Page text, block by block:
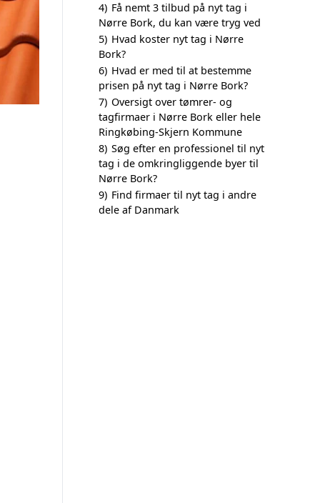
4) Få nemt 3 tilbud på nyt tag i
Nørre Bork, du kan være tryg ved
5) Hvad koster nyt tag i Nørre
Bork?
6) Hvad er med til at bestemme
prisen på nyt tag i Nørre Bork?
7) Oversigt over tømrer- og
tagfirmaer i Nørre Bork eller hele
Ringkøbing-Skjern Kommune
8) Søg efter en professionel til nyt
tag i de omkringliggende byer til
Nørre Bork?
9) Find firmaer til nyt tag i andre
dele af Danmark